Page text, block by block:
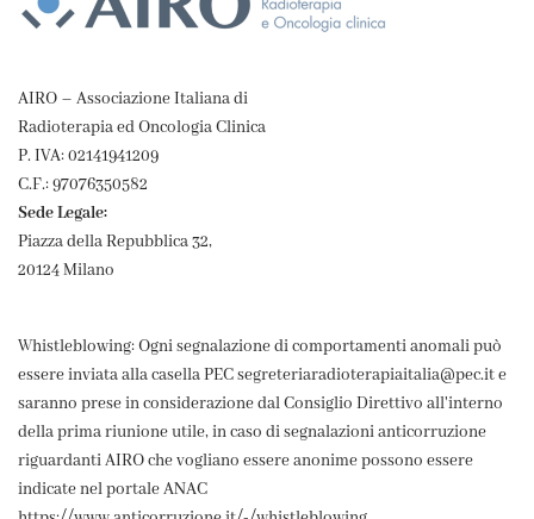
AIRO – Associazione Italiana di
Radioterapia ed Oncologia Clinica
P. IVA: 02141941209
C.F.: 97076350582
Sede Legale:
Piazza della Repubblica 32,
20124 Milano
Whistleblowing: Ogni segnalazione di comportamenti anomali può
essere inviata alla casella PEC segreteriaradioterapiaitalia@pec.it e
saranno prese in considerazione dal Consiglio Direttivo all'interno
della prima riunione utile, in caso di segnalazioni anticorruzione
riguardanti AIRO che vogliano essere anonime possono essere
indicate nel portale ANAC